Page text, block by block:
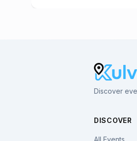
Discover
DISCOVER